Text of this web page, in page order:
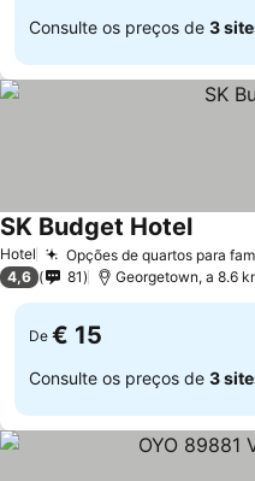
Consulte os preços de 3
Hotel Opções de quartos para
SK Budget Hotel
4,6 81 Georgetown, a 8.6
De € 15
Consulte os preços de 3